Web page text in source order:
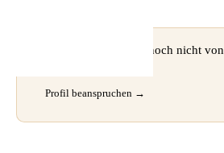
⚠ Dieses Profil wurde noch nicht von
Profil beanspruchen →